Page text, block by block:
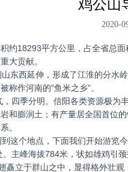
鸡公山
2020-
约18293平方公里，占全省总
大贡献。
东西延伸，形成了江淮的分水
称作河南的“鱼米之乡”。
四季分明。信阳各类资源极为
和膨润土；有产量居全国首位
。
这个地点，下面我们开始游览
主峰海拔784米，状如雄鸡引
矗立于群山之中，显得格外壮观